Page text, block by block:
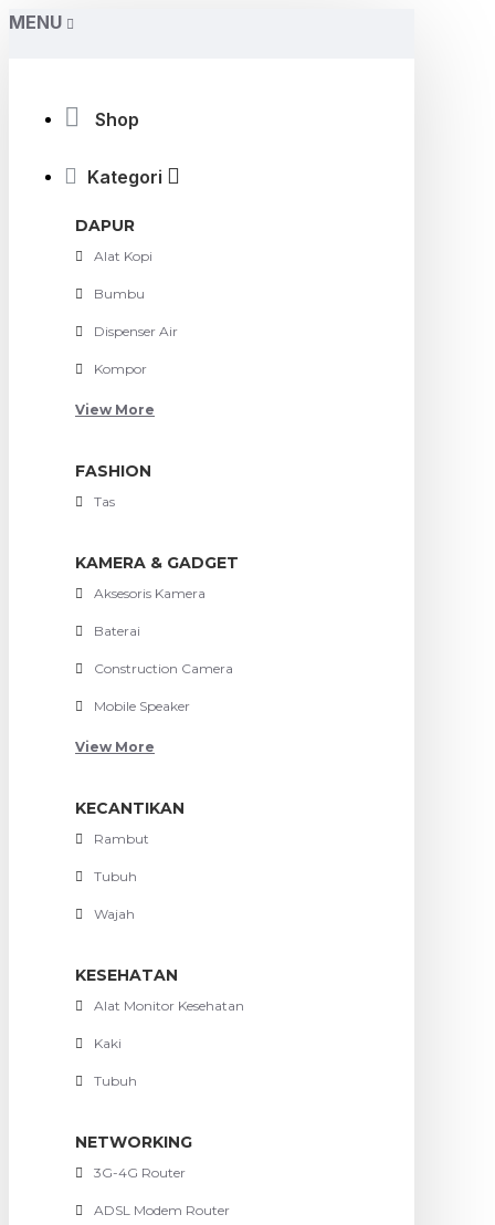
MENU
Shop
Kategori
DAPUR
Alat Kopi
Bumbu
Dispenser Air
Kompor
View More
FASHION
Tas
KAMERA & GADGET
Aksesoris Kamera
Baterai
Construction Camera
Mobile Speaker
View More
KECANTIKAN
Rambut
Tubuh
Wajah
KESEHATAN
Alat Monitor Kesehatan
Kaki
Tubuh
NETWORKING
3G-4G Router
ADSL Modem Router